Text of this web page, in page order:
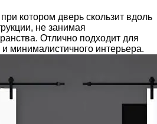
котором дверь скользит вдоль
не занимая
Отлично подходит для
минималистичного интерьера.